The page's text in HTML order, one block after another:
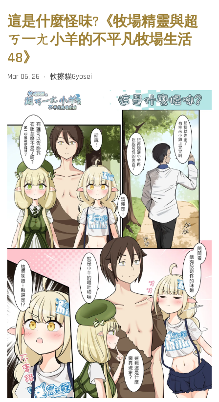
這是什麼怪味?《牧場精靈與超
ㄎ一ㄤ小羊的不平凡牧場生活
48》
Mar 06, 26 • 軟擦貓Gyosei